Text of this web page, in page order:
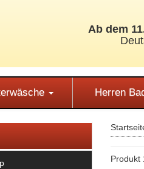
Ab dem
Herren
Produkt